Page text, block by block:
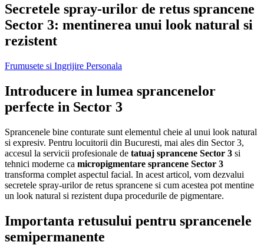
Secretele spray-urilor de retus sprancene
Sector 3: mentinerea unui look natural si
rezistent
Frumusete si Ingrijire Personala
Introducere in lumea sprancenelor
perfecte in Sector 3
Sprancenele bine conturate sunt elementul cheie al unui look natural
si expresiv. Pentru locuitorii din Bucuresti, mai ales din Sector 3,
accesul la servicii profesionale de tatuaj sprancene Sector 3 si
tehnici moderne ca micropigmentare sprancene Sector 3
transforma complet aspectul facial. In acest articol, vom dezvalui
secretele spray-urilor de retus sprancene si cum acestea pot mentine
un look natural si rezistent dupa procedurile de pigmentare.
Importanta retusului pentru sprancenele
semipermanente